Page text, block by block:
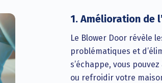
1. Amélioration de
Le Blower Door révèle
problématiques et
s’échappe, vous
ou refroidir votre